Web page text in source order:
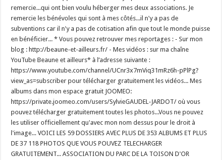
remercie...qui ont bien voulu héberger mes deux associations. Je
remercie les bénévoles qui sont à mes côtés...il n'y a pas de
subventions car il n'y a pas de cotisation afin que tout le monde puisse
en bénéficier... * Vous pouvez retrouver mes reportages : - Sur mon
blog : http://beaune-et-ailleurs.fr/ - Mes vidéos : sur ma chaîne
YouTube Beaune et ailleurs* à l’adresse suivante :
https://www.youtube.com/channel/UCnr3x7mViq31mRz6h-pPlPg?
view_as=subscriber pour télécharger gratuitement les vidéos... Mes
albums dans mon espace gratuit JOOMEO:
https://private.joomeo.com/users/SylvieGAUDEL-JARDOT/ où vous
pouvez télécharger gratuitement toutes les photos...Vous ne pouvez
les utiliser officiellement qu'avec mon nom dessus pour le droit à
l'image... VOICI LES 59 DOSSIERS AVEC PLUS DE 353 ALBUMS ET PLUS
DE 37 118 PHOTOS QUE VOUS POUVEZ TELECHARGER
GRATUITEMENT... ASSOCIATION DU PARC DE LA TOISON D'OR